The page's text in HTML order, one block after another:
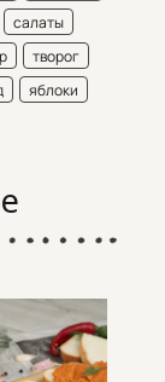
салаты
творог
яблоки